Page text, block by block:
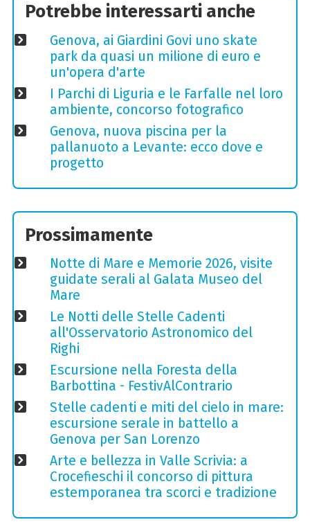
Potrebbe interessarti anche
Genova, ai Giardini Govi uno skate
park da quasi un milione di euro e
un'opera d'arte
I Parchi di Liguria e le Farfalle nel loro
ambiente, concorso fotografico
Genova, nuova piscina per la
pallanuoto a Levante: ecco dove e
progetto
Prossimamente
Notte di Mare e Memorie 2026, visite
guidate serali al Galata Museo del
Mare
Le Notti delle Stelle Cadenti
all'Osservatorio Astronomico del
Righi
Escursione nella Foresta della
Barbottina - FestivAlContrario
Stelle cadenti e miti del cielo in mare:
escursione serale in battello a
Genova per San Lorenzo
Arte e bellezza in Valle Scrivia: a
Crocefieschi il concorso di pittura
estemporanea tra scorci e tradizione